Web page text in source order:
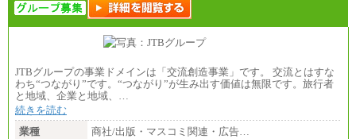
JTBグループの事業ドメインは「交流創造事業」です。 交流とはすな
わち“つながり”です。“つながり”が生み出す価値は無限です。旅行者
と地域、企業と地域、…
続きを読む
業種
商社/出版・マスコミ関連・広告…